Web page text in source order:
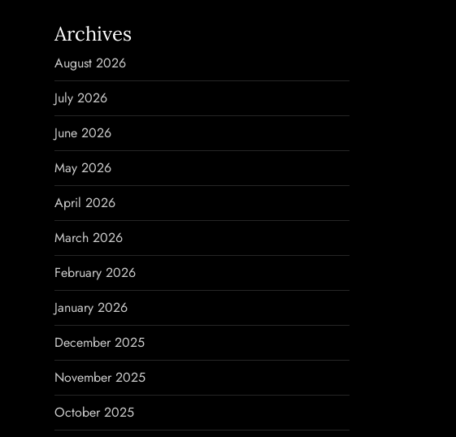
a
v
i
g
a
t
i
o
n
Archives
August 2026
July 2026
June 2026
May 2026
April 2026
March 2026
February 2026
January 2026
December 2025
November 2025
October 2025